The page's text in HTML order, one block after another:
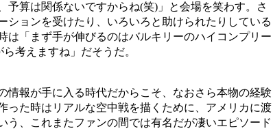
算は関係ないですからね(笑)」と会場を笑わす。さ
ョンを受けたり、いろいろと助けられたりしている
は「まず手が伸びるのはバルキリーのハイコンプリー
考えますね」だそうだ。
報が手に入る時代だからこそ、なおさら本物の経験
った時はリアルな空中戦を描くために、アメリカに渡
、これまたファンの間では有名だが凄いエピソード